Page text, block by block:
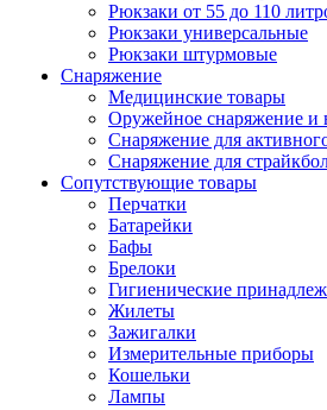
Рюкзаки от 55 до 110
Рюкзаки универсальные
Рюкзаки штурмовые
Снаряжение
Медицинские товары
Оружейное снаряжение и
Снаряжение для
Снаряжение для
Сопутствующие товары
Перчатки
Батарейки
Бафы
Брелоки
Гигиенические
Жилеты
Зажигалки
Измерительные приборы
Кошельки
Лампы